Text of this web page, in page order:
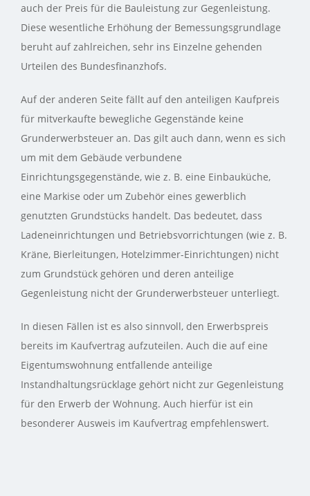
auch der Preis für die Bauleistung zur Gegenleistung.
Diese wesentliche Erhöhung der Bemessungsgrundlage
beruht auf zahlreichen, sehr ins Einzelne gehenden
Urteilen des Bundesfinanzhofs.
Auf der anderen Seite fällt auf den anteiligen Kaufpreis
für mitverkaufte bewegliche Gegenstände keine
Grunderwerbsteuer an. Das gilt auch dann, wenn es sich
um mit dem Gebäude verbundene
Einrichtungsgegenstände, wie z. B. eine Einbauküche,
eine Markise oder um Zubehör eines gewerblich
genutzten Grundstücks handelt. Das bedeutet, dass
Ladeneinrichtungen und Betriebsvorrichtungen (wie z. B.
Kräne, Bierleitungen, Hotelzimmer-Einrichtungen) nicht
zum Grundstück gehören und deren anteilige
Gegenleistung nicht der Grunderwerbsteuer unterliegt.
In diesen Fällen ist es also sinnvoll, den Erwerbspreis
bereits im Kaufvertrag aufzuteilen. Auch die auf eine
Eigentumswohnung entfallende anteilige
Instandhaltungsrücklage gehört nicht zur Gegenleistung
für den Erwerb der Wohnung. Auch hierfür ist ein
besonderer Ausweis im Kaufvertrag empfehlenswert.